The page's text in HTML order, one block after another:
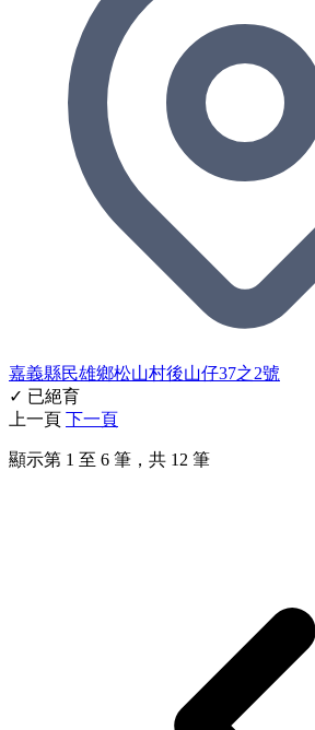
嘉義縣民雄鄉松山村後山仔37之2號
✓ 已絕育
上一頁 下一頁
顯示第 1 至 6 筆，共 12 筆